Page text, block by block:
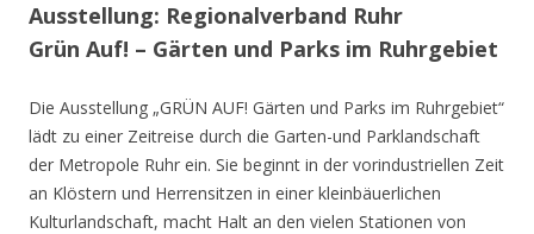
Ausstellung: Regionalverband Ruhr
Grün Auf! – Gärten und Parks im Ruhrgebiet
Die Ausstellung „GRÜN AUF! Gärten und Parks im Ruhrgebiet“
lädt zu einer Zeitreise durch die Garten-und Parklandschaft
der Metropole Ruhr ein. Sie beginnt in der vorindustriellen Zeit
an Klöstern und Herrensitzen in einer kleinbäuerlichen
Kulturlandschaft, macht Halt an den vielen Stationen von